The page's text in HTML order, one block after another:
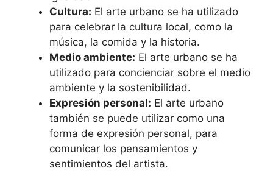
Cultura: El arte urbano se ha utilizado
para celebrar la cultura local, como la
música, la comida y la historia.
Medio ambiente: El arte urbano se ha
utilizado para concienciar sobre el medio
ambiente y la sostenibilidad.
Expresión personal: El arte urbano
también se puede utilizar como una
forma de expresión personal, para
comunicar los pensamientos y
sentimientos del artista.